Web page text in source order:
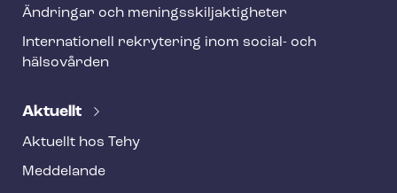
Ändringar och me­nings­skilj­ak­tig­he­ter
Internationell rekrytering inom social- och
hälsovården
Aktuellt
Aktuellt hos Tehy
Meddelande